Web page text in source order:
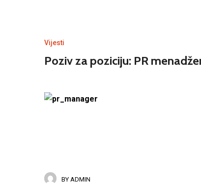
Vijesti
Poziv za poziciju: PR
BY ADMIN